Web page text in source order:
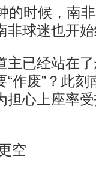
候，南非
非球迷也开
已经站在了
作废”？此
担心上座率
空